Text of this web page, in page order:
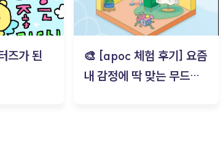
즈가 된
🎨 [apoc 체험 후기] 요즘
내 감정에 딱 맞는 무드룸